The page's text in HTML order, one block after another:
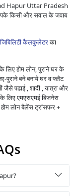
Hapur Uttar Pradesh
किसी और सवाल के जवाब
कैलकुलेटरका
लिए होम लोन, पुराने घर के
पुराने बने बनाये घर व फ्लैट
पढाई , शादी , यात्रा और
के लिए एमएसएमई बिजनेस
लोन बैलेंस ट्रांसफर +